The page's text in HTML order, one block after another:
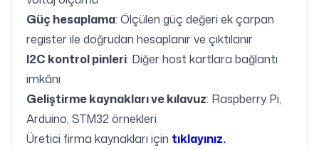
Güç hesaplama: Ölçülen güç değeri ek çarpan
register ile doğrudan hesaplanır ve çıktılanır
I2C kontrol pinleri: Diğer host kartlara bağlantı
imkânı
Geliştirme kaynakları ve kılavuz: Raspberry Pi,
Arduino, STM32 örnekleri
Üretici firma kaynakları için tıklayınız.